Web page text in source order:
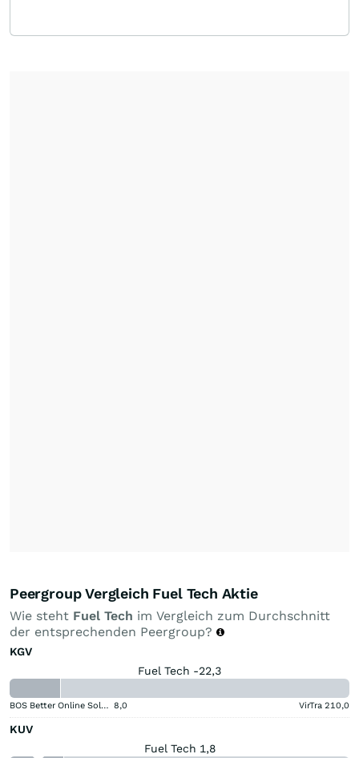
Peergroup Vergleich Fuel Tech Aktie
Wie steht Fuel Tech im Vergleich zum Durchschnitt
der entsprechenden Peergroup?
KGV
Fuel Tech -22,3
BOS Better Online Solutions 8,0 VirTra 210,0
KUV
Fuel Tech 1,8